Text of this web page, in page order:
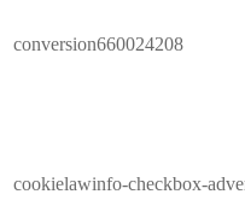
conversion660024208
cookielawinfo-checkbox-